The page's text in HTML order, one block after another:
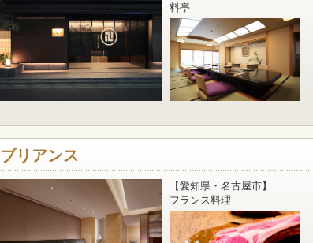
料亭
ブリアンス
【愛知県・名古屋市】
フランス料理